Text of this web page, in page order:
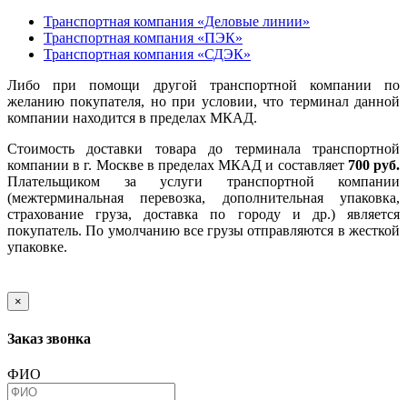
Транспортная компания «Деловые линии»
Транспортная компания «ПЭК»
Транспортная компания «СДЭК»
Либо при помощи другой транспортной компании по
желанию покупателя, но при условии, что терминал данной
компании находится в пределах МКАД.
Стоимость доставки товара до терминала транспортной
компании в г. Москве в пределах МКАД и составляет 700 руб.
Плательщиком за услуги транспортной компании
(межтерминальная перевозка, дополнительная упаковка,
страхование груза, доставка по городу и др.) является
покупатель. По умолчанию все грузы отправляются в жесткой
упаковке.
×
Заказ звонка
ФИО